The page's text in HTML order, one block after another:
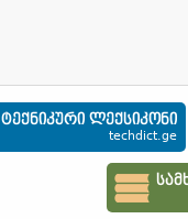
ტექნიკური ლექსიკონი
techdict.ge